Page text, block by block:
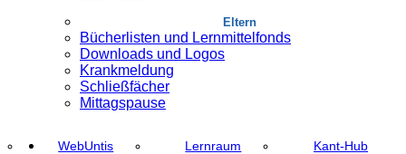
Eltern
Bücherlisten und Lernmittelfonds
Downloads und Logos
Krankmeldung
Schließfächer
Mittagspause
WebUntis Lernraum Kant-Hub